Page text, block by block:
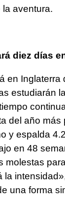
aventura.
diez días
en
estudiarán
del año
y espalda
en 48
molestas
una forma